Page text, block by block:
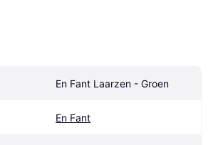
En Fant Laarzen - Groen
En Fant